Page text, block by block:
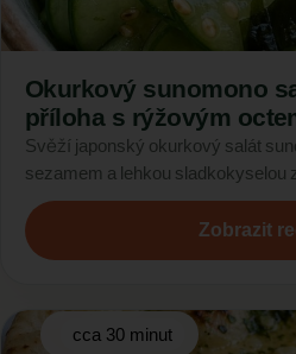
Okurkový sunomono
příloha s rýžovým
Svěží japonský okurkový salát
sezamem a lehkou sladkokyselou
Zobrazit
cca 30 minut